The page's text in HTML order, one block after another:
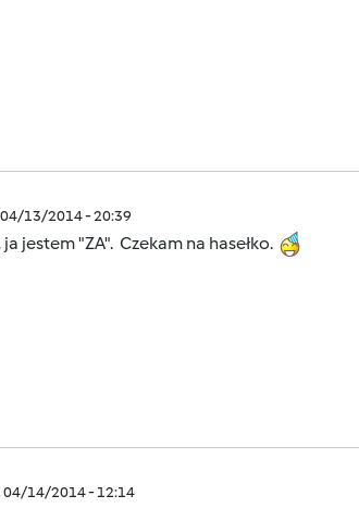
04/13/2014 - 20:39
ja jestem "ZA". Czekam na hasełko.
04/14/2014 - 12:14